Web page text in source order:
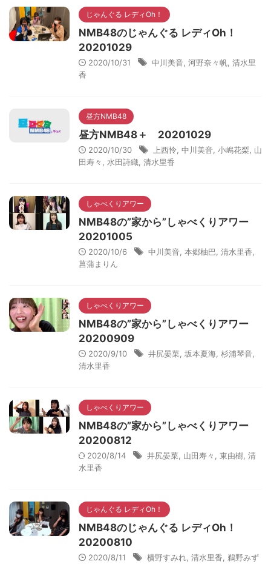
じゃんぐる レディOh！
NMB48のじゃんぐる レディOh！
20201029
2020/10/31 中川美音 河野奈々帆 清水里
香
昼方NMB48
昼方NMB48＋ 20201029
2020/10/30 上西怜 中川美音 小嶋花梨
山
田寿々
水田詩織 清水里香
しゃべくりアワー
NMB48の”家から”しゃべくりアワー
20201005
2020/10/6 中川美音 本郷柚巴 清水里香
菖蒲まりん
しゃべくりアワー
NMB48の”家から”しゃべくりアワー
20200909
2020/9/10 井尻晏菜 坂本夏海 杉浦琴音
清水里香
しゃべくりアワー
NMB48の”家から”しゃべくりアワー
20200812
2020/8/14 井尻晏菜 山田寿々 東由樹 清
水里香
じゃんぐる レディOh！
NMB48のじゃんぐる レディOh！
20200810
2020/8/11 横野すみれ 清水里香
鵜野みず